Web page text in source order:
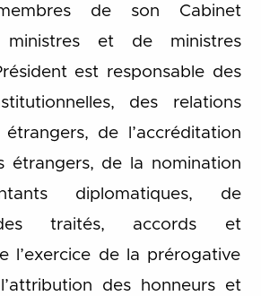
de son Cabinet
et de ministres
est responsable des
des relations
de l’accréditation
étrangers, de la nomination
diplomatiques, de
des traités, accords et
l’exercice de la prérogative
des honneurs et